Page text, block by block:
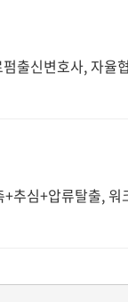
출신변호사, 자율
추심+압류탈출, 워